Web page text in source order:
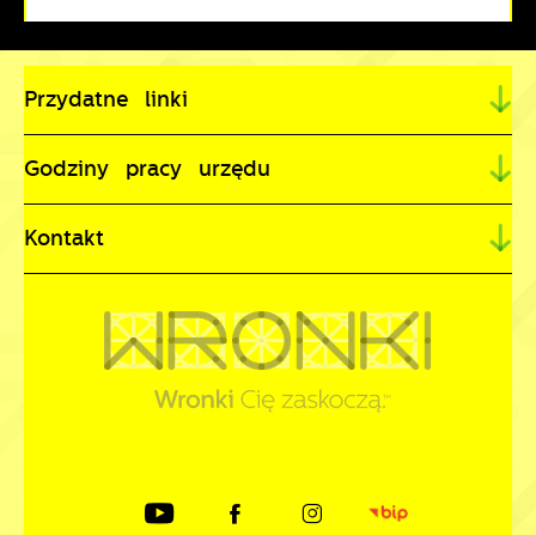
Przydatne linki
Godziny pracy urzędu
Kontakt